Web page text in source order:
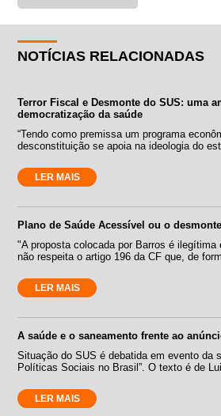
NOTÍCIAS RELACIONADAS
Terror Fiscal e Desmonte do SUS: uma
democratização da saúde
“Tendo como premissa um programa
desconstituição se apoia na ideologia do
LER MAIS
Plano de Saúde Acessível ou o
"A proposta colocada por Barros é
não respeita o artigo 196 da CF que, de
LER MAIS
A saúde e o saneamento frente ao
Situação do SUS é debatida em evento da
Políticas Sociais no Brasil”. O texto é de
LER MAIS